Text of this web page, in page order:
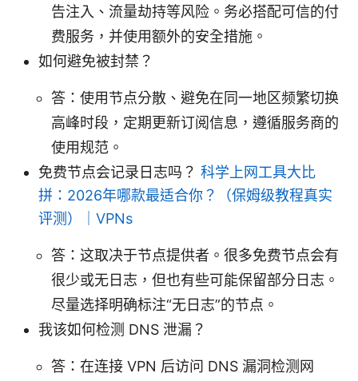
告注入、流量劫持等风险。务必搭配可信的付
费服务，并使用额外的安全措施。
如何避免被封禁？
答：使用节点分散、避免在同一地区频繁切换
高峰时段，定期更新订阅信息，遵循服务商的
使用规范。
免费节点会记录日志吗？ 科学上网工具大比
拼：2026年哪款最适合你？（保姆级教程真实
评测）｜VPNs
答：这取决于节点提供者。很多免费节点会有
很少或无日志，但也有些可能保留部分日志。
尽量选择明确标注“无日志”的节点。
我该如何检测 DNS 泄漏？
答：在连接 VPN 后访问 DNS 漏洞检测网